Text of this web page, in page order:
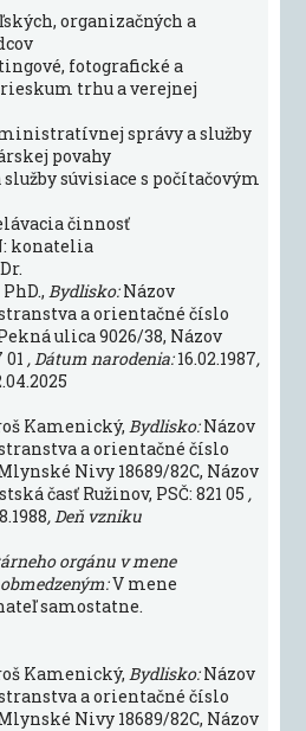
organizačných a
fotografické a
trhu a verejnej
správy a služby
povahy
služby súvisiace s počítačovým
činnosť
konatelia
Bydlisko:Názov
a orientačné číslo
ulica 9026/38, Názov
01 , Dátum narodenia:16.02.1987,
Kamenický,Bydlisko:Názov
a orientačné číslo
Nivy 18689/82C, Názov
časť Ružinov, PSČ: 821 05 ,
, Deň vzniku
orgánu v mene
V mene
samostatne.
Kamenický,Bydlisko:Názov
a orientačné číslo
Nivy 18689/82C, Názov